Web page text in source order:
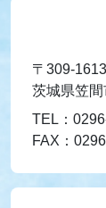
〒309-1613
茨城県笠
TEL：
FAX：